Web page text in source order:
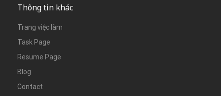
Thông tin khác
Trang việc làm
Task Page
Resume Page
Blog
Contact